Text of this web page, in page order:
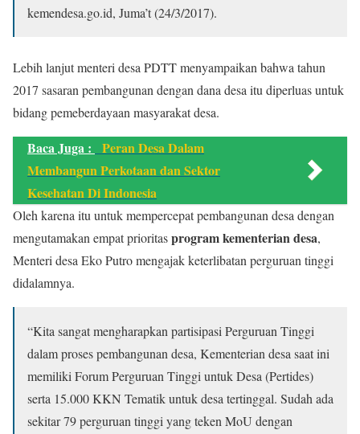
kemendesa.go.id, Juma’t (24/3/2017).
Lebih lanjut menteri desa PDTT menyampaikan bahwa tahun
2017 sasaran pembangunan dengan dana desa itu diperluas untuk
bidang pemeberdayaan masyarakat desa.
Baca Juga :
Peran Desa Dalam
Membangun Perkotaan dan Sektor
Kesehatan Di Indonesia
Oleh karena itu untuk mempercepat pembangunan desa dengan
mengutamakan empat prioritasprogram kementerian desa,
Menteri desa Eko Putro mengajak keterlibatan perguruan tinggi
didalamnya.
“Kita sangat mengharapkan partisipasi Perguruan Tinggi
dalam proses pembangunan desa, Kementerian desa saat ini
memiliki Forum Perguruan Tinggi untuk Desa (Pertides)
serta 15.000 KKN Tematik untuk desa tertinggal. Sudah ada
sekitar 79 perguruan tinggi yang teken MoU dengan